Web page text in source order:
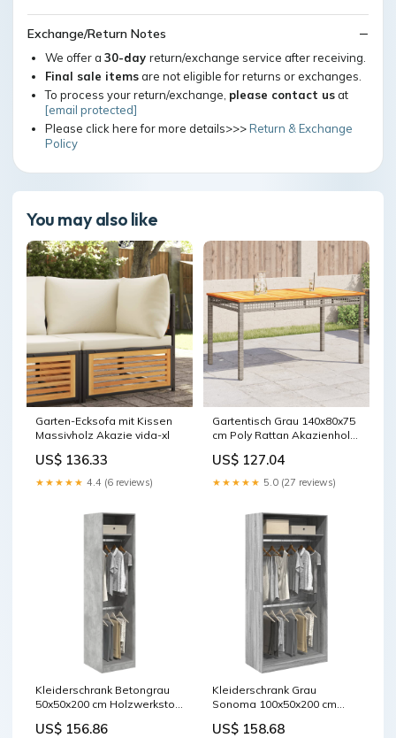
Exchange/Return Notes
We offer a 30-day return/exchange service after receiving.
Final sale itemsare not eligible for returns or exchanges.
To process your return/exchange, please contact usat
[email protected]
Please click here for more details>>>Return & Exchange
Policy
You may also like
Garten-Ecksofa mit Kissen
Massivholz Akazie vida-xl
US$ 136.33
★★★★★ 4.4 (6 reviews)
Gartentisch Grau 140x80x75
cm Poly Rattan Akazienholz
US$ 127.04
★★★★★ 5.0 (27 reviews)
Kleiderschrank Betongrau
50x50x200 cm Holzwerkstoff
US$ 156.86
Kleiderschrank Grau
Sonoma 100x50x200 cm
US$ 158.68